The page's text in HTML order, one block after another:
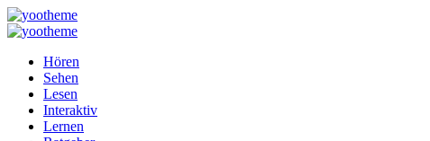
Hören
Sehen
Lesen
Interaktiv
Lernen